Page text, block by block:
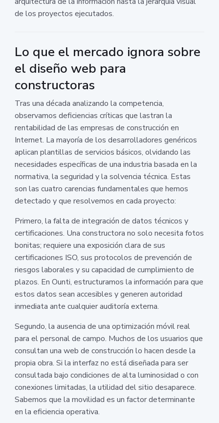
de los proyectos ejecutados.
Lo que el mercado ignora sobre
el diseño web para
constructoras
Tras una década analizando la competencia,
observamos deficiencias críticas que lastran la
rentabilidad de las empresas de construcción en
Internet. La mayoría de los desarrolladores genéricos
aplican plantillas de servicios básicos, olvidando las
necesidades específicas de una industria basada en la
normativa, la seguridad y la solvencia técnica. Estas
son las cuatro carencias fundamentales que hemos
detectado y que resolvemos en cada proyecto:
Primero, la falta de integración de datos técnicos y
certificaciones. Una constructora no solo necesita fotos
bonitas; requiere una exposición clara de sus
certificaciones ISO, sus protocolos de prevención de
riesgos laborales y su capacidad de cumplimiento de
plazos. En Ounti, estructuramos la información para que
estos datos sean accesibles y generen autoridad
inmediata ante cualquier auditoría externa.
Segundo, la ausencia de una optimización móvil real
para el personal de campo. Muchos de los usuarios que
consultan una web de construcción lo hacen desde la
propia obra. Si la interfaz no está diseñada para ser
consultada bajo condiciones de alta luminosidad o con
conexiones limitadas, la utilidad del sitio desaparece.
Sabemos que la movilidad es un factor determinante
en la eficiencia operativa.